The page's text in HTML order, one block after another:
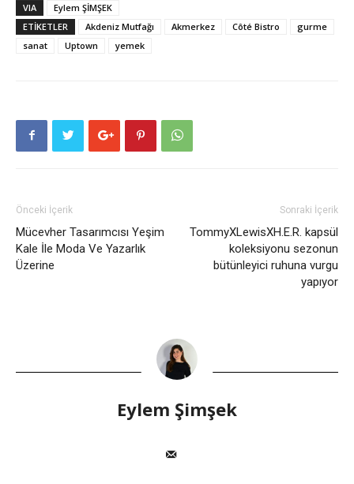
VIA
Eylem ŞİMŞEK
ETIKETLER
Akdeniz Mutfağı Akmerkez Côté Bistro
gurme
sanat
Uptown yemek
Önceki İçerik
Mücevher Tasarımcısı Yeşim
Kale İle Moda Ve Yazarlık
Üzerine
Sonraki İçerik
TommyXLewisXH.E.R. kapsül
koleksiyonu sezonun
bütünleyici ruhuna vurgu
yapıyor
Eylem Şimşek